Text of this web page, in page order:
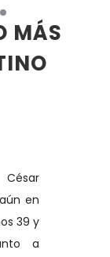
MÁS
en
39 y
a